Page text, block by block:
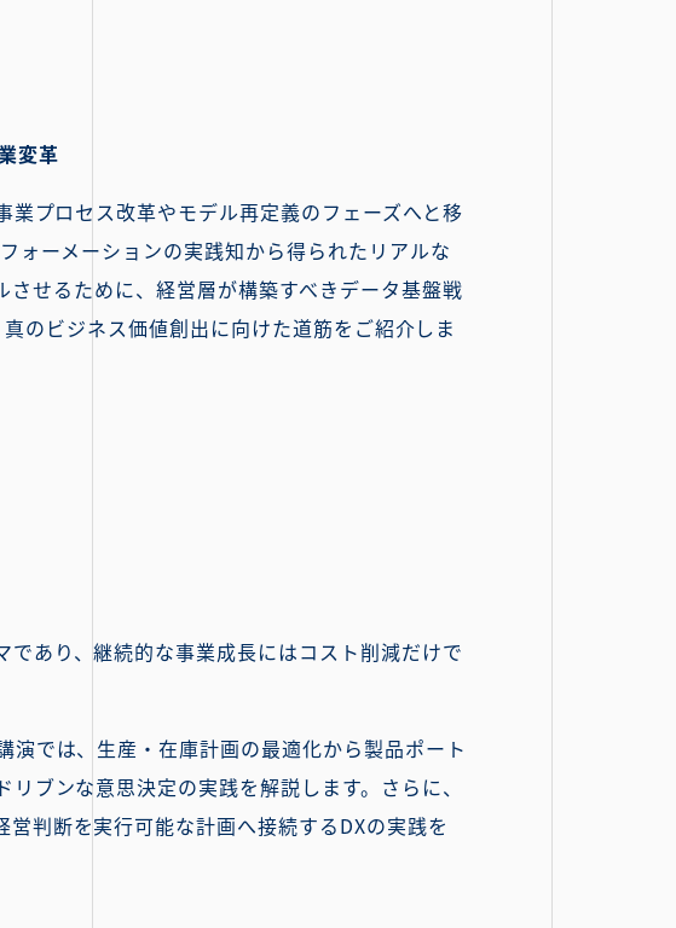
変革
プロセス改革やモデル再定義のフェーズへと移
ーメーションの実践知から得られたリアルな
せるために、経営層が構築すべきデータ基盤戦
のビジネス価値創出に向けた道筋をご紹介しま
あり、継続的な事業成長にはコスト削減だけで
演では、生産・在庫計画の最適化から製品ポート
ブンな意思決定の実践を解説します。さらに、
判断を実行可能な計画へ接続するDXの実践を